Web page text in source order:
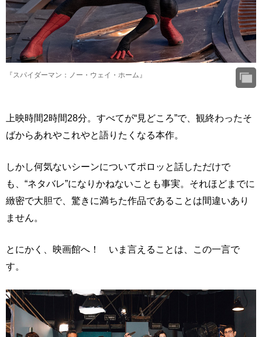
『スパイダーマン：ノー・ウェイ・ホーム』
上映時間2時間28分。すべてが“見どころ”で、観終わったそ
ばからあれやこれやと語りたくなる本作。
しかし何気ないシーンについてポロッと話しただけで
も、“ネタバレ”になりかねないことも事実。それほどまでに
緻密で大胆で、驚きに満ちた作品であることは間違いあり
ません。
とにかく、映画館へ！ いま言えることは、この一言で
す。